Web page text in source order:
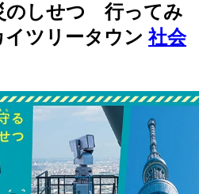
のしせつ 行ってみ
ツリータウン 社会